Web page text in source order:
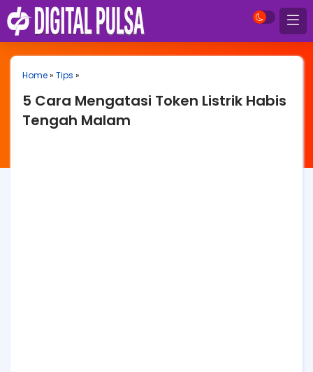
Home» Tips »
5 Cara Mengatasi Token Listrik Habis
Tengah Malam